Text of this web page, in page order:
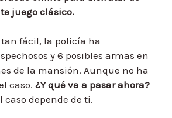
juego clásico.
tan fácil, la policía ha
y 6 posibles armas en
de la mansión. Aunque no ha
caso. ¿Y qué va a pasar ahora?
caso depende de ti.